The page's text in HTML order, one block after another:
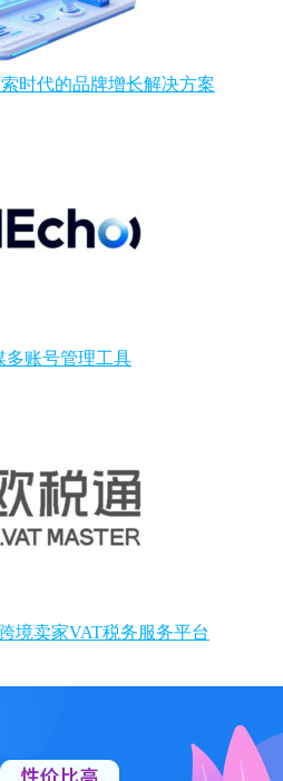
时代的品牌增长解决方案
多账号管理工具
境卖家VAT税务服务平台